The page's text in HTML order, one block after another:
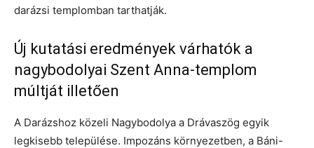
darázsi templomban tarthatják.
Új kutatási eredmények várhatók a
nagybodolyai Szent Anna-templom
múltját illetően
A Darázshoz közeli Nagybodolya a Drávaszög egyik
legkisebb települése. Impozáns környezetben, a Báni-